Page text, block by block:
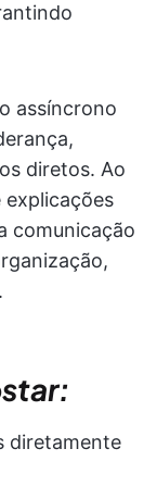
assíncrono
diretos. Ao
explicações
comunicação
diretamente